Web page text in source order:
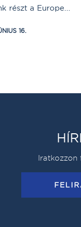
részt a Europe...
16.
Iratkozzon